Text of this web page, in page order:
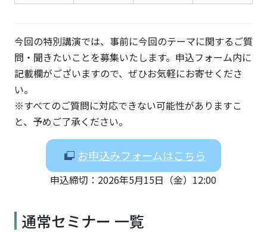
今回の特別講演では、事前に今回のテーマに関するご質
問・聞きたいことを募集いたします。申込フォーム内に
記載欄がございますので、ぜひお気軽にお寄せくださ
い。
※すべてのご質問に対応できない可能性がありますこ
と、予めご了承ください。
お申込みフォームはこちら
申込締切：2026年5月15日（金）12:00
通常セミナー 一覧